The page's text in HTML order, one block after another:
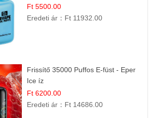
Ft 5500.00
Eredeti ár： Ft 11932.00
Frissítő 35000 Puffos E-füst - Eper
Ice íz
Ft 6200.00
Eredeti ár： Ft 14686.00